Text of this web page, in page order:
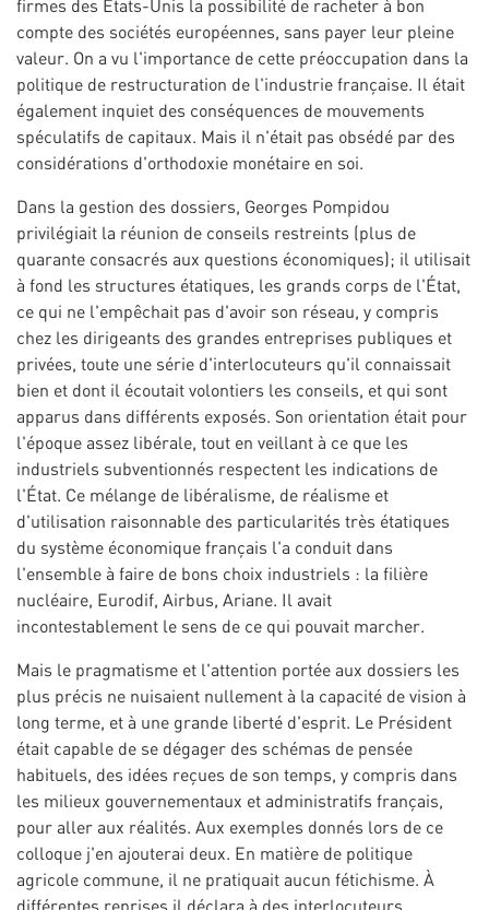
firmes des États-Unis la possibilité de racheter à bon
compte des sociétés européennes, sans payer leur pleine
valeur. On a vu l'importance de cette préoccupation dans la
politique de restructuration de l'industrie française. Il était
également inquiet des conséquences de mouvements
spéculatifs de capitaux. Mais il n'était pas obsédé par des
considérations d'orthodoxie monétaire en soi.
Dans la gestion des dossiers, Georges Pompidou
privilégiait la réunion de conseils restreints (plus de
quarante consacrés aux questions économiques); il utilisait
à fond les structures étatiques, les grands corps de l'État,
ce qui ne l'empêchait pas d'avoir son réseau, y compris
chez les dirigeants des grandes entreprises publiques et
privées, toute une série d'interlocuteurs qu'il connaissait
bien et dont il écoutait volontiers les conseils, et qui sont
apparus dans différents exposés. Son orientation était pour
l'époque assez libérale, tout en veillant à ce que les
industriels subventionnés respectent les indications de
l'État. Ce mélange de libéralisme, de réalisme et
d'utilisation raisonnable des particularités très étatiques
du système économique français l'a conduit dans
l'ensemble à faire de bons choix industriels : la filière
nucléaire, Eurodif, Airbus, Ariane. Il avait
incontestablement le sens de ce qui pouvait marcher.
Mais le pragmatisme et l'attention portée aux dossiers les
plus précis ne nuisaient nullement à la capacité de vision à
long terme, et à une grande liberté d'esprit. Le Président
était capable de se dégager des schémas de pensée
habituels, des idées reçues de son temps, y compris dans
les milieux gouvernementaux et administratifs français,
pour aller aux réalités. Aux exemples donnés lors de ce
colloque j'en ajouterai deux. En matière de politique
agricole commune, il ne pratiquait aucun fétichisme. À
différentes reprises il déclara à des interlocuteurs